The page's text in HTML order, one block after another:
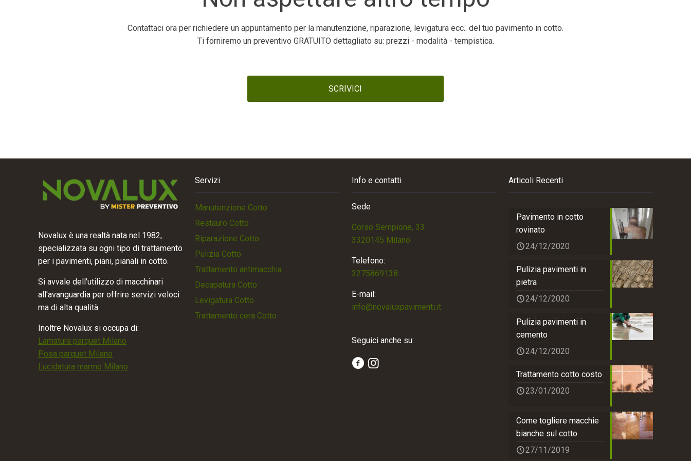
Contattaci ora per richiedere un appuntamento per la manutenzione, riparazione, levigatura ecc.. del tuo pavimento in cotto.
Ti forniremo un preventivo GRATUITO dettagliato su: prezzi - modalità - tempistica.
SCRIVICI
Novalux è una realtà nata nel 1982,
specializzata su ogni tipo di trattamento
per i pavimenti, piani, pianali in cotto.
Si avvale dell'utilizzo di macchinari
all'avanguardia per offrire servizi veloci
ma di alta qualità.
Inoltre Novalux si occupa di:
Lamatura parquet Milano
Posa parquet Milano
Lucidatura marmo Milano
Servizi
Manutenzione Cotto
Restauro Cotto
Riparazione Cotto
Pulizia Cotto
Trattamento antimacchia
Decapatura Cotto
Levigatura Cotto
Trattamento cera Cotto
Info e contatti
Sede
Corso Sempione, 33
3320145 Milano
Telefono:
3275869138
E-mail:
info@novaluxpavimenti.it
Seguici anche su:
Articoli Recenti
Pavimento in cotto
rovinato
24/12/2020
Pulizia pavimenti in
pietra
24/12/2020
Pulizia pavimenti in
cemento
24/12/2020
Trattamento cotto costo
23/01/2020
Come togliere macchie
bianche sul cotto
27/11/2019